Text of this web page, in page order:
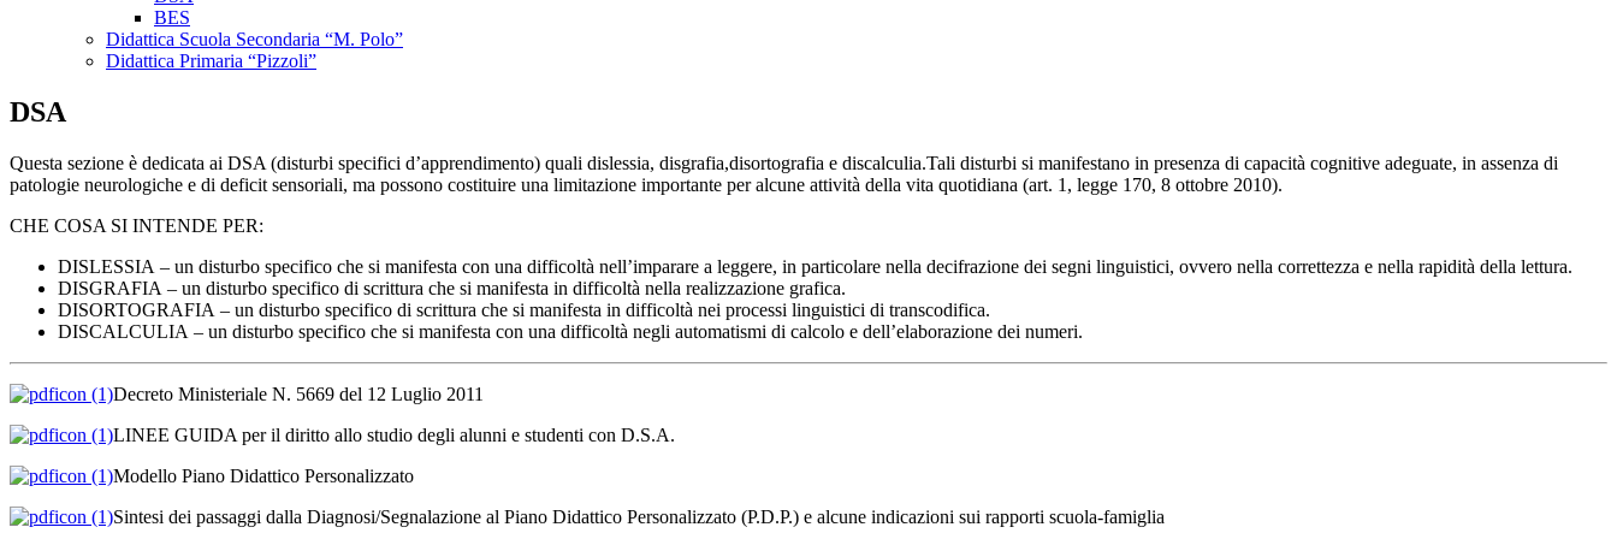
BES
Didattica Scuola Secondaria “M. Polo”
Didattica Primaria “Pizzoli”
DSA
Questa sezione è dedicata ai DSA (disturbi specifici d’apprendimento) quali dislessia, disgrafia,disortografia e discalculia.Tali disturbi si manifestano in presenza di capacità cognitive adeguate, in assenza di
patologie neurologiche e di deficit sensoriali, ma possono costituire una limitazione importante per alcune attività della vita quotidiana (art. 1, legge 170, 8 ottobre 2010).
CHE COSA SI INTENDE PER:
DISLESSIA – un disturbo specifico che si manifesta con una difficoltà nell’imparare a leggere, in particolare nella decifrazione dei segni linguistici, ovvero nella correttezza e nella rapidità della lettura.
DISGRAFIA – un disturbo specifico di scrittura che si manifesta in difficoltà nella realizzazione grafica.
DISORTOGRAFIA – un disturbo specifico di scrittura che si manifesta in difficoltà nei processi linguistici di transcodifica.
DISCALCULIA – un disturbo specifico che si manifesta con una difficoltà negli automatismi di calcolo e dell’elaborazione dei numeri.
Decreto Ministeriale N. 5669 del 12 Luglio 2011
LINEE GUIDA per il diritto allo studio degli alunni e studenti con D.S.A.
Modello Piano Didattico Personalizzato
Sintesi dei passaggi dalla Diagnosi/Segnalazione al Piano Didattico Personalizzato (P.D.P.) e alcune indicazioni sui rapporti scuola-famiglia